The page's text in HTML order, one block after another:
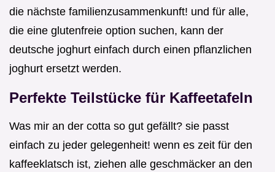
die nächste familienzusammenkunft! und für alle,
die eine glutenfreie option suchen, kann der
deutsche joghurt einfach durch einen pflanzlichen
joghurt ersetzt werden.
Perfekte Teilstücke für Kaffeetafeln
Was mir an der cotta so gut gefällt? sie passt
einfach zu jeder gelegenheit! wenn es zeit für den
kaffeeklatsch ist, ziehen alle geschmäcker an den